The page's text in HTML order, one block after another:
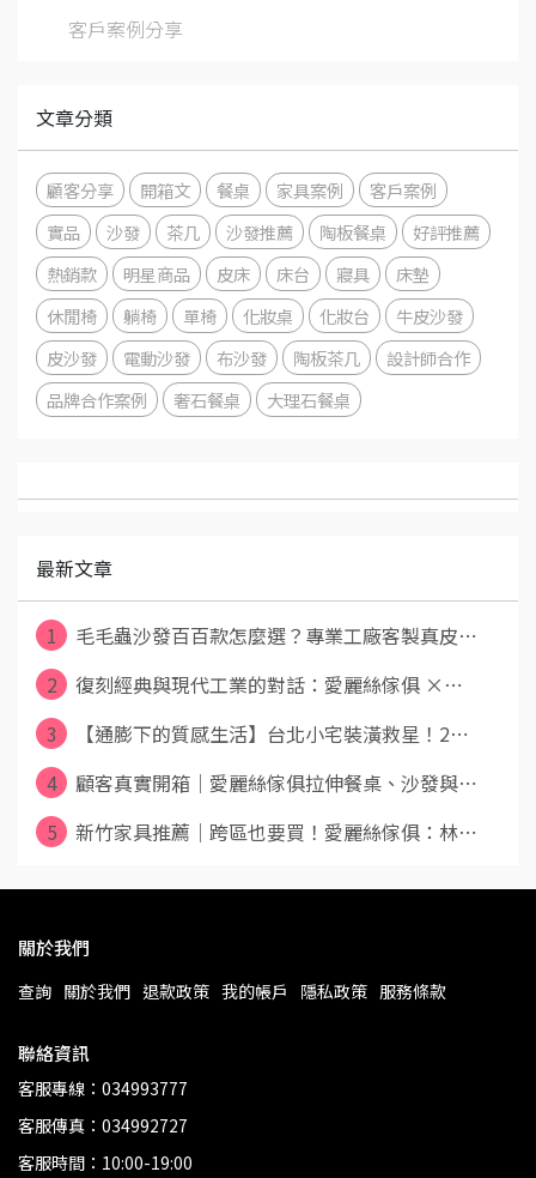
客戶案例分享
文章分類
顧客分享 開箱文 餐桌 家具案例
客戶案例
實品
沙發 茶几 沙發推薦 陶板餐桌
好評推薦
熱銷款
明星商品 皮床 床台 寢具
床墊
休閒椅
躺椅 單椅 化妝桌 化妝台
牛皮沙發
皮沙發
電動沙發 布沙發 陶板茶几
設計師合作
品牌合作案例
奢石餐桌 大理石餐桌
最新文章
1
毛毛蟲沙發百百款怎麼選？專業工廠客製真皮⋯
2
復刻經典與現代工業的對話：愛麗絲傢俱 ×⋯
3
【通膨下的質感生活】台北小宅裝潢救星！2⋯
4
顧客真實開箱｜愛麗絲傢俱拉伸餐桌、沙發與⋯
5
新竹家具推薦｜跨區也要買！愛麗絲傢俱：林⋯
關於我們
查詢 關於我們 退款政策 我的帳戶 隱私政策 服務條款
聯絡資訊
客服專線：034993777
客服傳真：034992727
客服時間：10:00-19:00